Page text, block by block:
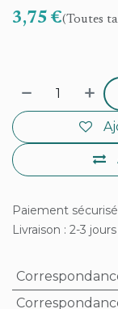
3,75 €(Toutes
Paiement
Livraison : 2-3